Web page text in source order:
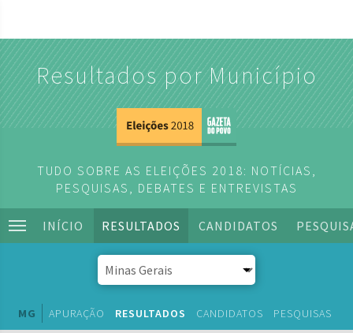
Resultados por Município
TUDO SOBRE AS ELEIÇÕES 2018: NOTÍCIAS,
PESQUISAS, DEBATES E ENTREVISTAS
INÍCIO RESULTADOS CANDIDATOS
MG APURAÇÃO RESULTADOS CANDIDATOS PESQUISAS